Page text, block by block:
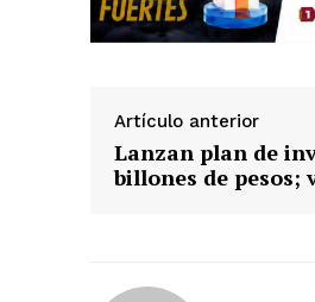
Artículo anterior
Lanzan plan de
billones de pesos;